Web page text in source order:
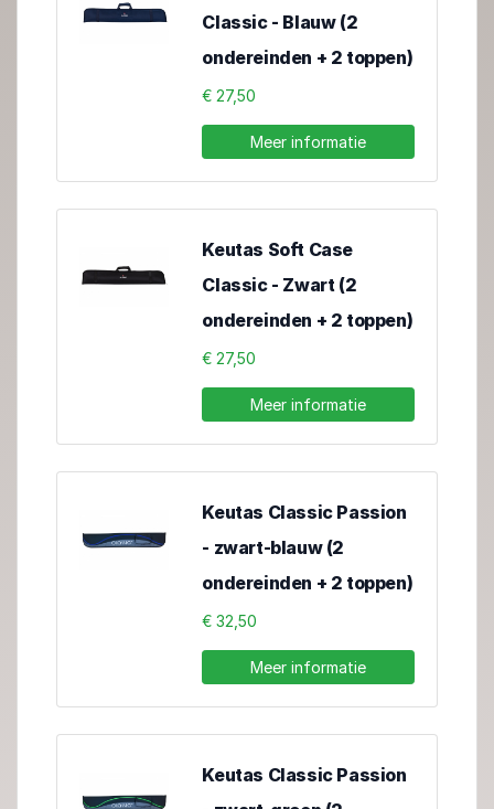
Classic - Blauw (2
ondereinden + 2 toppen)
€ 27,50
Meer informatie
Keutas Soft Case
Classic - Zwart (2
ondereinden + 2 toppen)
€ 27,50
Meer informatie
Keutas Classic Passion
- zwart-blauw (2
ondereinden + 2 toppen)
€ 32,50
Meer informatie
Keutas Classic Passion